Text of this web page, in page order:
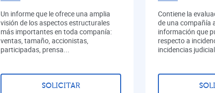
Un informe que le ofrece una amplia
visión de los aspectos estructurales
más importantes en toda companía:
ventas, tamaño, accionistas,
participadas, prensa...
SOLICITAR
Contiene la
de una compañía
información que
respecto a
incidencias